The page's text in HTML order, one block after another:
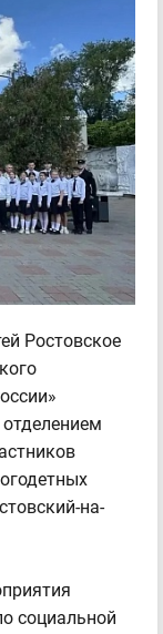
Ростовское
на-
социальной